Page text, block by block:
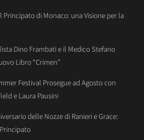
Principato di Monaco: una Visione per la
Dino Frambati e il Medico Stefano
Libro “Crimen”
Festival Prosegue ad Agosto con
e Laura Pausini
delle Nozze di Ranieri e Grace: